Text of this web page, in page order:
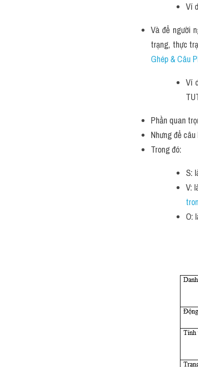
Ví
Và để người
trạng, thực
Ghép & Câu
Ví
Phần quan
Nhưng để
Trong đó:
S:
V:
O: